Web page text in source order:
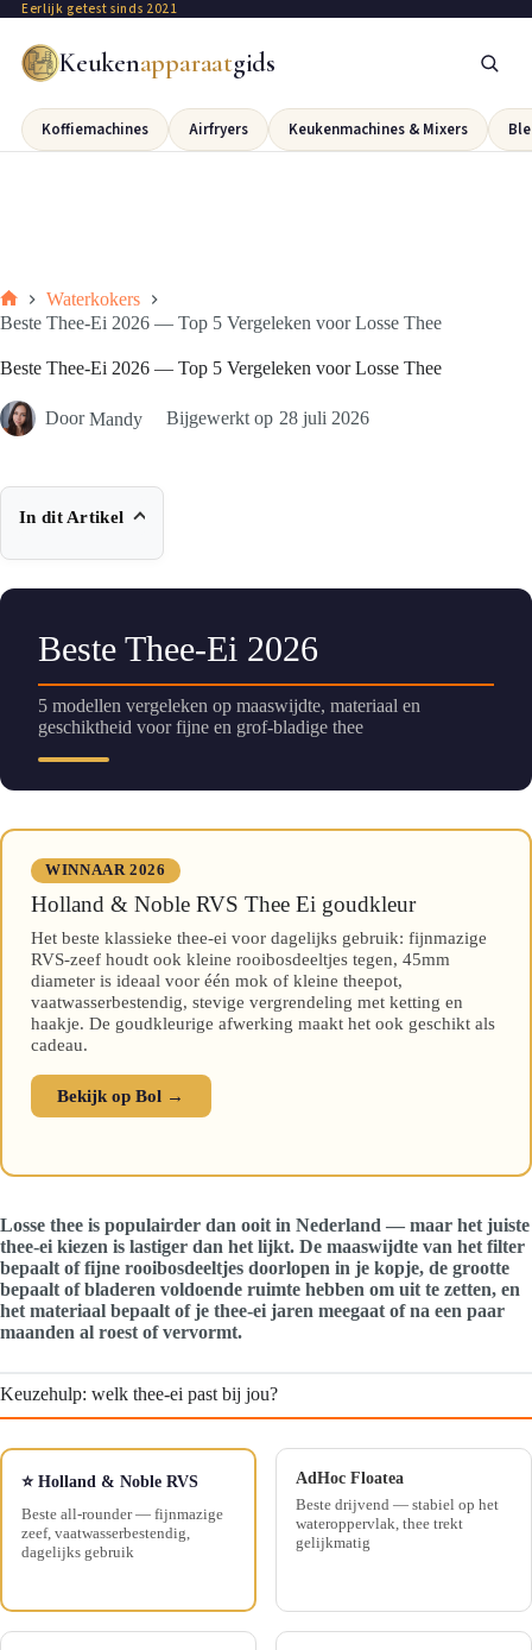
Eerlijk getest sinds 2021
Keukenapparaatgids
Koffiemachines Airfryers Keukenmachines & Mixers
Waterkokers
Beste Thee-Ei 2026 — Top 5 Vergeleken voor Losse Thee
Beste Thee-Ei 2026 — Top 5 Vergeleken voor Losse Thee
Door Mandy Bijgewerkt op 28 juli 2026
In dit Artikel
Beste Thee-Ei 2026
5 modellen vergeleken op maaswijdte, materiaal en
geschiktheid voor fijne en grof-bladige thee
WINNAAR 2026
Holland & Noble RVS Thee Ei goudkleur
Het beste klassieke thee-ei voor dagelijks gebruik: fijnmazige
RVS-zeef houdt ook kleine rooibosdeeltjes tegen, 45mm
diameter is ideaal voor één mok of kleine theepot,
vaatwasserbestendig, stevige vergrendeling met ketting en
haakje. De goudkleurige afwerking maakt het ook geschikt als
cadeau.
Bekijk op Bol →
Losse thee is populairder dan ooit in Nederland — maar het juiste
thee-ei kiezen is lastiger dan het lijkt. De maaswijdte van het filter
bepaalt of fijne rooibosdeeltjes doorlopen in je kopje, de grootte
bepaalt of bladeren voldoende ruimte hebben om uit te zetten, en
het materiaal bepaalt of je thee-ei jaren meegaat of na een paar
maanden al roest of vervormt.
Keuzehulp: welk thee-ei past bij jou?
⭐ Holland & Noble RVS
Beste all-rounder — fijnmazige
zeef, vaatwasserbestendig,
dagelijks gebruik
AdHoc Floatea
Beste drijvend — stabiel op het
wateroppervlak, thee trekt
gelijkmatig